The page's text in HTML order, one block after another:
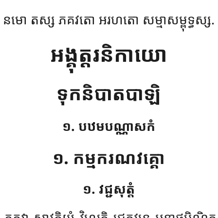
នមោ តស្ស ភគវតោ អរហតោ សម្មាសម្ពុទ្ធស្ស.
អង្គុត្តរនិកាយោ
ទុកនិបាតបាឡិ
១. បឋមបណ្ណាសកំ
១. កម្មករណវគ្គោ
១. វជ្ជសុត្តំ